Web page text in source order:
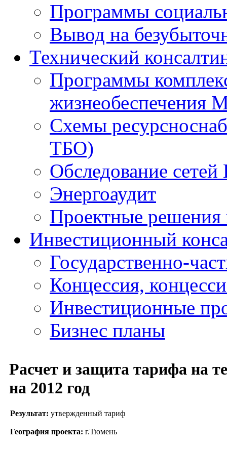
Программы
Вывод на
Технический
Программы
жизнеобеспечения
Схемы
ТБО)
Обследование
Энергоаудит
Проектные решения
Инвестиционный
Государственно-
Концессия,
Инвестиционные
Бизнес планы
Расчет и защита тарифа на
на 2012 год
Результат: утвержденный тариф
География проекта: г.Тюмень